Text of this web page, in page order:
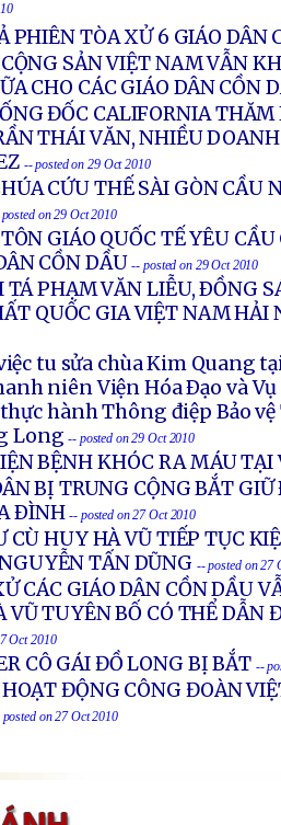
PHIÊN TÒA XỬ 6 GIÁO DÂN
SẢN VIỆT NAM VẪN
CHO CÁC GIÁO DÂN CỒN
ĐỐC CALIFORNIA THĂM
THÁI VĂN, NHIỀU
-- posted on 29 Oct 2010
CỨU THẾ SÀI GÒN CẦU
on 29 Oct 2010
GIÁO QUỐC TẾ YÊU
CỒN DẦU -- posted on 29 Oct 2010
TÁ PHẠM VĂN LIỄU, ÐỒNG
QUỐC GIA VIỆT NAM HẢI
tu sửa chùa Kim Quang
niên Viện Hóa Ðạo và
hành Thông điệp Bảo
Long -- posted on 29 Oct 2010
BỆNH KHÓC RA MÁU TẠI
BỊ TRUNG CỘNG BẮT
ÐÌNH -- posted on 27 Oct 2010
CÙ HUY HÀ VŨ TIẾP TỤC
TẤN DŨNG -- posted on 27
CÁC GIÁO DÂN CỒN DẦU
VŨ TUYÊN BỐ CÓ THỂ DẪN
Oct 2010
CÔ GÁI ĐỒ LONG BỊ BẮT --
ĐỘNG CÔNG ĐOÀN
on 27 Oct 2010